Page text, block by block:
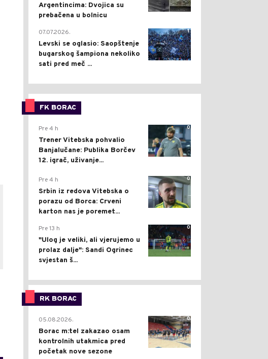
Argentincima: Dvojica su
prebačena u bolnicu
1
07.07.2026.
Levski se oglasio: Saopštenje
bugarskog šampiona nekoliko
sati pred meč ...
FK BORAC
0
Pre 4 h
Trener Vitebska pohvalio
Banjalučane: Publika Borčev
12. igrač, uživanje...
0
Pre 4 h
Srbin iz redova Vitebska o
porazu od Borca: Crveni
karton nas je poremet...
0
Pre 13 h
"Ulog je veliki, ali vjerujemo u
prolaz dalje": Sandi Ogrinec
svjestan š...
RK BORAC
0
05.08.2026.
Borac m:tel zakazao osam
kontrolnih utakmica pred
početak nove sezone